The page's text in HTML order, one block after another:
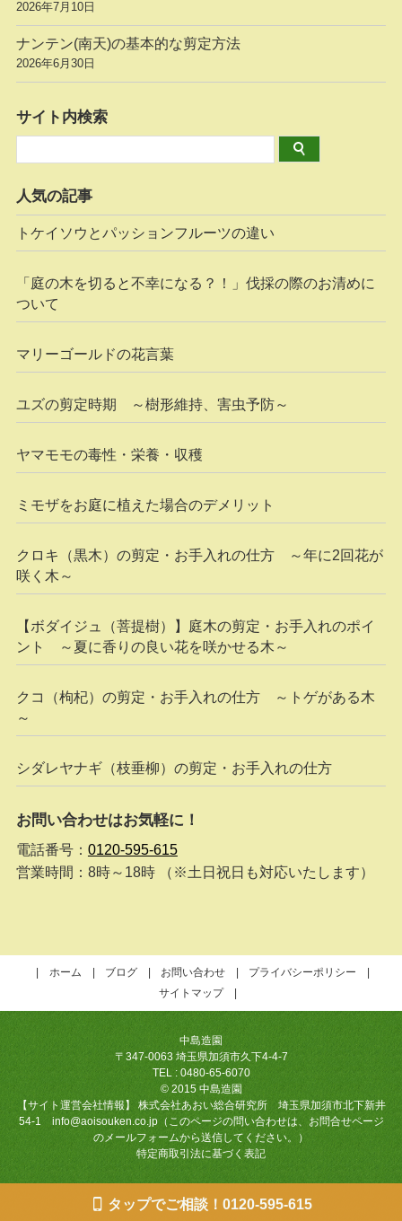
2026年7月10日
ナンテン(南天)の基本的な剪定方法
2026年6月30日
サイト内検索
人気の記事
トケイソウとパッションフルーツの違い
「庭の木を切ると不幸になる？！」伐採の際のお清めに
ついて
マリーゴールドの花言葉
ユズの剪定時期 ～樹形維持、害虫予防～
ヤマモモの毒性・栄養・収穫
ミモザをお庭に植えた場合のデメリット
クロキ（黒木）の剪定・お手入れの仕方 ～年に2回花が
咲く木～
【ボダイジュ（菩提樹）】庭木の剪定・お手入れのポイ
ント ～夏に香りの良い花を咲かせる木～
クコ（枸杞）の剪定・お手入れの仕方 ～トゲがある木
～
シダレヤナギ（枝垂柳）の剪定・お手入れの仕方
お問い合わせはお気軽に！
電話番号： 0120-595-615
営業時間：8時～18時 （※土日祝日も対応いたします）
ホーム ブログ お問い合わせ
プライバシーポリシー
サイトマップ
中島造園
〒347-0063 埼玉県加須市久下4-4-7
TEL : 0480-65-6070
© 2015 中島造園
【サイト運営会社情報】 株式会社あおい総合研究所 埼玉県加須市北下新井
54-1 info@aoisouken.co.jp（このページの問い合わせは、お問合せページ
のメールフォームから送信してください。）
特定商取引法に基づく表記
タップでご相談！0120-595-615